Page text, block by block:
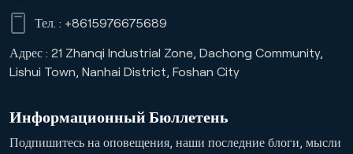
Тел. : +8615976675689
Адрес : 21 Zhanqi Industrial Zone, Dachong Community,
Lishui Town, Nanhai District, Foshan City
Информационный Бюллетень
Подпишитесь на оповещения, наши последние блоги, мысли